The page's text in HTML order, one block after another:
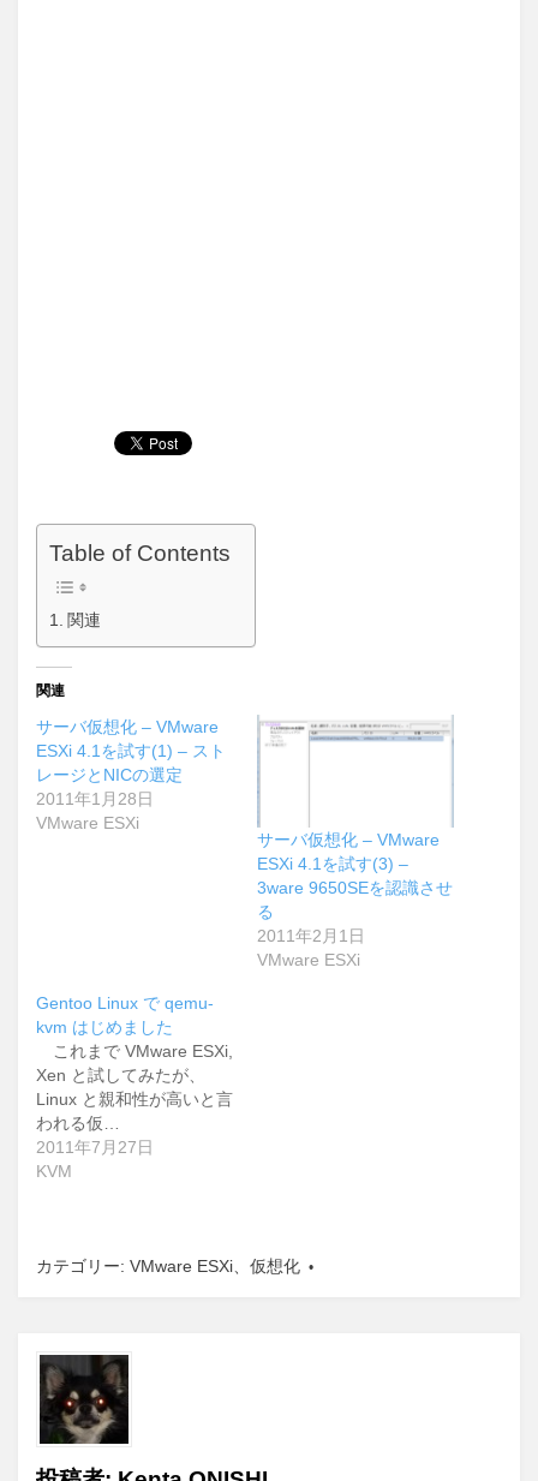
Table of Contents
関連
関連
サーバ仮想化 – VMware
ESXi 4.1を試す(1) – スト
レージとNICの選定
2011年1月28日
VMware ESXi
サーバ仮想化 – VMware
ESXi 4.1を試す(3) –
3ware 9650SEを認識させ
る
2011年2月1日
VMware ESXi
Gentoo Linux で qemu-
kvm はじめました
これまで VMware ESXi,
Xen と試してみたが、
Linux と親和性が高いと言
われる仮…
2011年7月27日
KVM
カテゴリー: VMware ESXi 仮想化